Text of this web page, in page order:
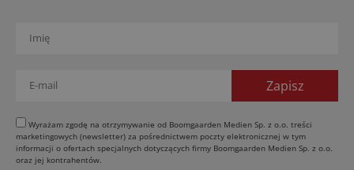
Kukurydza w Polsce: aktualny stan plantacji
Amazone ZG-TX precyzyjniejszy rozsiewacz
29.07.2026
29.07.2026
Wyrażam zgodę na otrzymywanie od Boomgaarden Medien Sp. z o.o. treści
marketingowych (newsletter) za pośrednictwem poczty elektronicznej w tym
informacji o ofertach specjalnych dotyczących firmy Boomgaarden Medien Sp. z o.o.
oraz jej kontrahentów.